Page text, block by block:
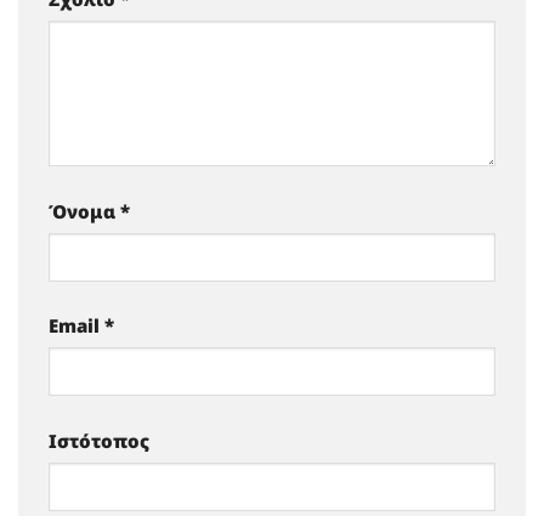
Όνομα *
Email *
Ιστότοπος